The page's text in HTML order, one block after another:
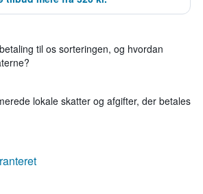
til os sorteringen, og hvordan
lokale skatter og afgifter, der betales